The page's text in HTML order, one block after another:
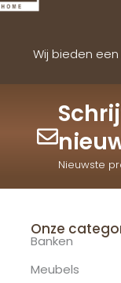
Wij bieden
Nieuwste
Onze
Banken
Meubels